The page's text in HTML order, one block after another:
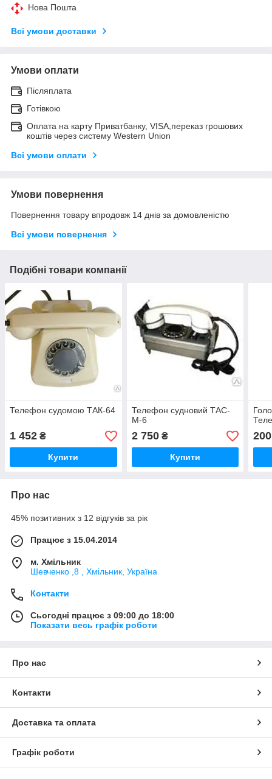
Нова Пошта
Всі умови доставки
Умови оплати
Післяплата
Готівкою
Оплата на карту Приватбанку, VISA,переказ грошових
коштів через систему Western Union
Всі умови оплати
Умови повернення
Повернення товару впродовж 14 днів за домовленістю
Всі умови повернення
Подібні товари компанії
Телефон судомою ТАК-64
1 452 ₴
Купити
Телефон судновий ТАС-
М-6
2 750₴
Купити
200
Про нас
45% позитивних з 12 відгуків за рік
Працює з 15.04.2014
м. Хмільник
Шевченко ,8 , Хмільник, Україна
Контакти
Сьогодні працює з 09:00 до 18:00
Показати весь графік роботи
Про нас
Контакти
Доставка та оплата
Графік роботи